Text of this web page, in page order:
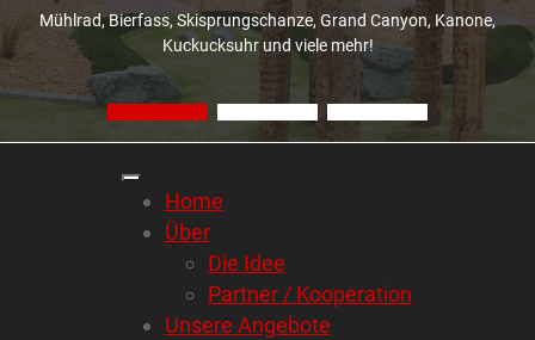
Mühlrad, Bierfass, Skisprungschanze, Grand Canyon, Kanone,
Kuckucksuhr und viele mehr!
Home
Über
Die Idee
Partner / Kooperation
Unsere Angebote